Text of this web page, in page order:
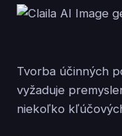
Tvorba účinných
vyžaduje
niekoľko